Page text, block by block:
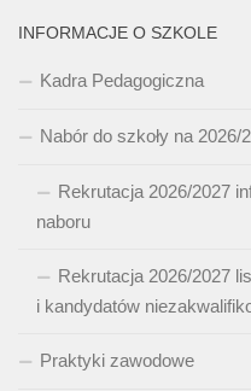
INFORMACJE O SZKOLE
Kadra Pedagogiczna
Nabór do szkoły na 2026/
Rekrutacja 2026/2027
naboru
Rekrutacja 2026/2027
i kandydatów
Praktyki zawodowe